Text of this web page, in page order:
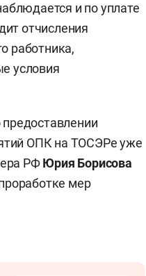
и по уплате
отчисления
работника,
условия
ОПК на ТОСЭРе уже
РФЮрия Борисова
мер